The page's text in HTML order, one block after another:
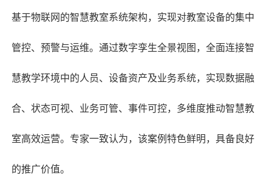
基于物联网的智慧教室系统架构，实现对教室设备的集中
管控、预警与运维。通过数字孪生全景视图，全面连接智
慧教学环境中的人员、设备资产及业务系统，实现数据融
合、状态可视、业务可管、事件可控，多维度推动智慧教
室高效运营。专家一致认为，该案例特色鲜明，具备良好
的推广价值。